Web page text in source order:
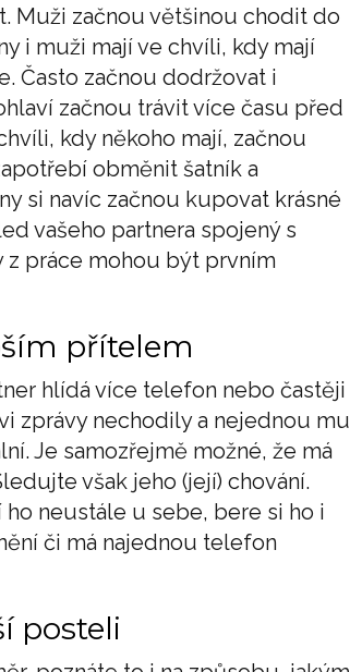
Muži začnou většinou chodit do
i muži mají ve chvíli, kdy mají
Často začnou dodržovat i
začnou trávit více času před
kdy někoho mají, začnou
obměnit šatník a
si navíc začnou kupovat krásné
vašeho partnera spojený s
práce mohou být prvním
přítelem
hlídá více telefon nebo častěji
zprávy nechodily a nejednou mu
Je samozřejmě možné, že má
však jeho (její) chování.
neustále u sebe, bere si ho i
či má najednou telefon
posteli